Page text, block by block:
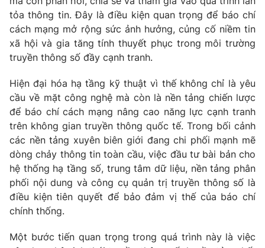
tỏa thông tin. Đây là điều kiện quan trọng để báo chí
cách mạng mở rộng sức ảnh hưởng, củng cố niềm tin
xã hội và gia tăng tính thuyết phục trong môi trường
truyền thông số đầy cạnh tranh.
Hiện đại hóa hạ tầng kỹ thuật vì thế không chỉ là yêu
cầu về mặt công nghệ mà còn là nền tảng chiến lược
để báo chí cách mạng nâng cao năng lực cạnh tranh
trên không gian truyền thông quốc tế. Trong bối cảnh
các nền tảng xuyên biên giới đang chi phối mạnh mẽ
dòng chảy thông tin toàn cầu, việc đầu tư bài bản cho
hệ thống hạ tầng số, trung tâm dữ liệu, nền tảng phân
phối nội dung và công cụ quản trị truyền thông số là
điều kiện tiên quyết để bảo đảm vị thế của báo chí
chính thống.
Một bước tiến quan trọng trong quá trình này là việc